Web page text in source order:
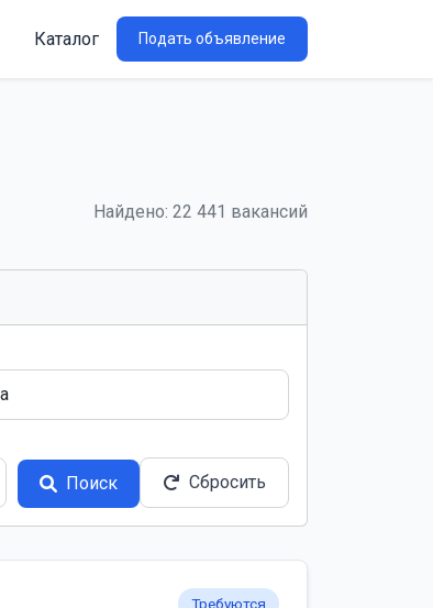
Каталог Подать объявление
Найдено: 22 441 вакансий
Поиск
Сбросить
Требуются